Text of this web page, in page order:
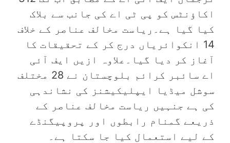
اکاؤنٹس کو پی ٹی اے کی جانب سے بلاک
کیا گیا ہے۔ریاست مخالف عناصر کے خلاف
14 انکوائریاں درج کر کے تحقیقات کا
آغاز کر دیا گیا۔علاوہ ازیں ایف آئی
اے سائبر کرائم بلوچستان نے 28 مختلف
سوشل میڈیا ایپلیکیشنز کی نشاندہی
کی ہے جنہیں ریاست مخالف عناصر کے
ذریعے گمنام رابطوں اور پروپیگنڈے
کے لیے استعمال کیا جا سکتا ہے۔